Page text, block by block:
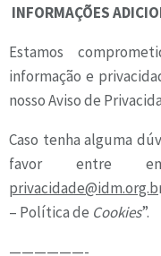
INFORMAÇÕES
Estamos
informação e
nosso Aviso de
Caso tenha alguma
favor entre
privacidade@idm.org.b
– Política de Cookies”.
——————-